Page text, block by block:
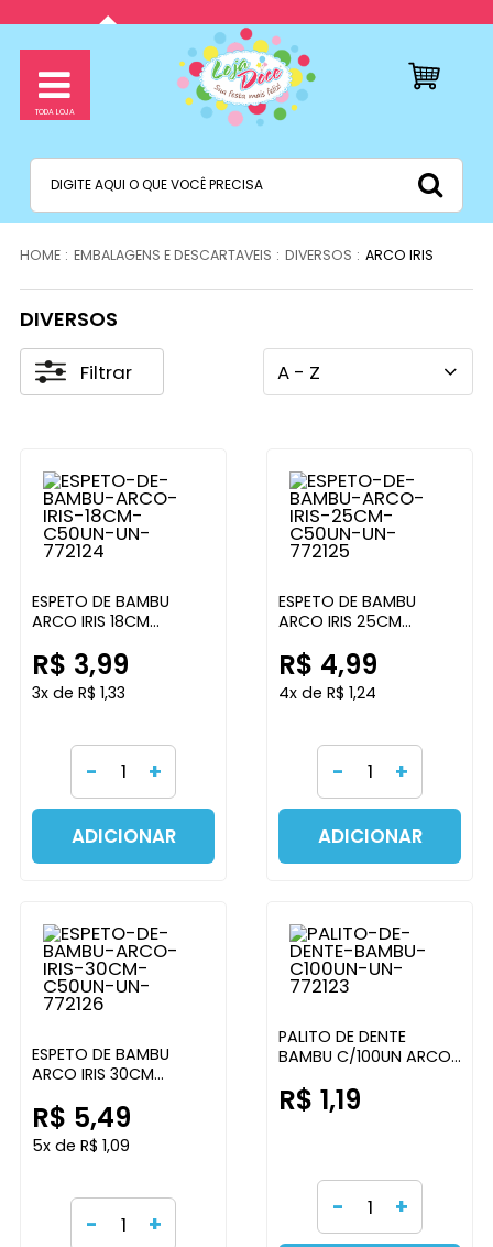
EMBALAGENS E DESCARTAVEIS DIVERSOS ARCO IRIS
DIVERSOS
Filtrar A - Z
ESPETO DE BAMBU
ARCO IRIS 18CM
R$ 3,99
3x de R$ 1,33
- +
ADICIONAR
ESPETO DE BAMBU
ARCO IRIS 25CM
R$ 4,99
4x de R$ 1,24
- +
ADICIONAR
ESPETO DE BAMBU
ARCO IRIS 30CM
R$ 5,49
5x de R$ 1,09
- +
PALITO DE DENTE
BAMBU C/100UN ARCO
R$ 1,19
- +